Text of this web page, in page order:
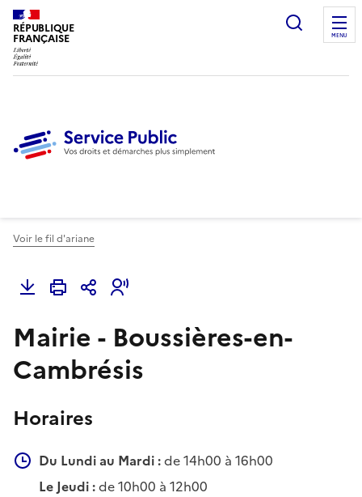
RÉPUBLIQUE
FRANÇAISE
Ouvrir
MENU
Voir le fil d'ariane
Mairie - Boussières-en-
Cambrésis
Horaires
Du Lundi au Mardi :de 14h00 à 16h00
Le Jeudi :de 10h00 à 12h00